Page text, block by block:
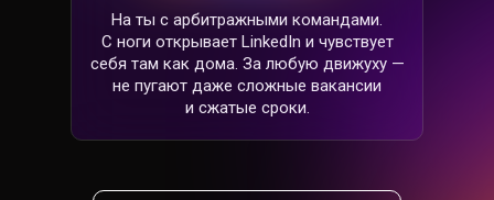
На ты с арбитражными командами.
С ноги открывает LinkedIn и чувствует
себя там как дома. За любую движуху —
не пугают даже сложные вакансии
и сжатые сроки.